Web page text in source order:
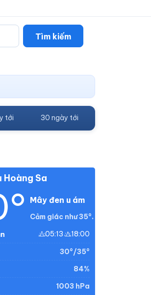
Tìm kiếm
tới 30 ngày tới
Sa
Mây đen u ám
Cảm giác như 35°.
05:13 18:00
30°/35°
84%
1003 hPa